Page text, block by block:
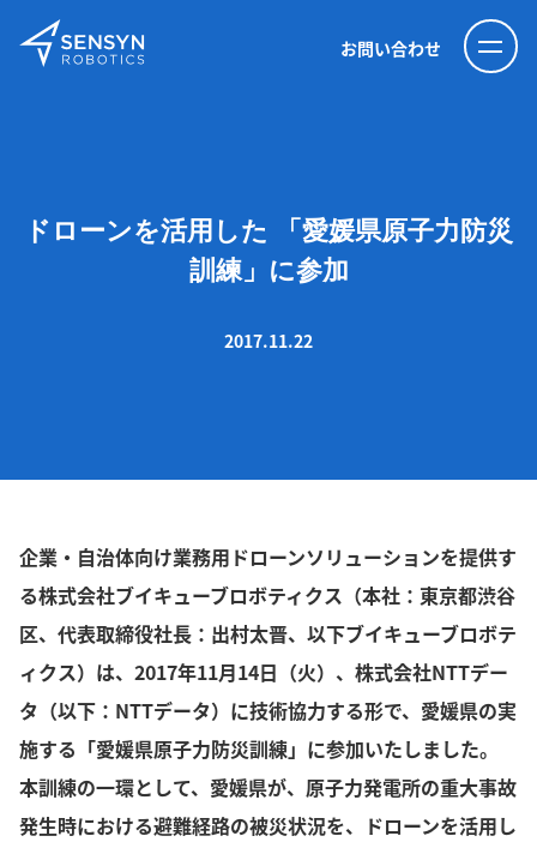
お問い合わせ
ドローンを活用した 「愛媛県原子力防災
訓練」に参加
2017.11.22
企業・自治体向け業務用ドローンソリューションを提供す
る株式会社ブイキューブロボティクス（本社：東京都渋谷
区、代表取締役社長：出村太晋、以下ブイキューブロボテ
ィクス）は、2017年11月14日（火）、株式会社NTTデー
タ（以下：NTTデータ）に技術協力する形で、愛媛県の実
施する「愛媛県原子力防災訓練」に参加いたしました。
本訓練の一環として、愛媛県が、原子力発電所の重大事故
発生時における避難経路の被災状況を、ドローンを活用し